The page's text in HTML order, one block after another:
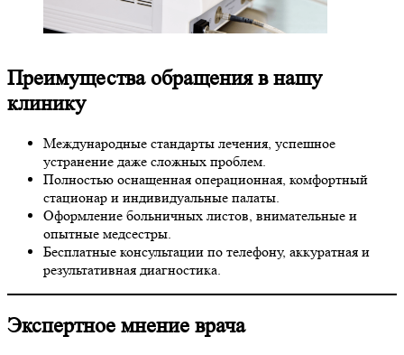
Преимущества обращения в нашу
клинику
Международные стандарты лечения, успешное
устранение даже сложных проблем.
Полностью оснащенная операционная, комфортный
стационар и индивидуальные палаты.
Оформление больничных листов, внимательные и
опытные медсестры.
Бесплатные консультации по телефону, аккуратная и
результативная диагностика.
Экспертное мнение врача